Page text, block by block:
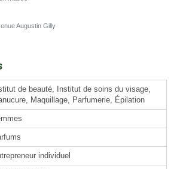
Augustin Gilly
de beauté, Institut de soins du visage,
Maquillage, Parfumerie, Épilation
individuel